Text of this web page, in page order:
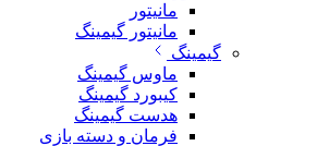
مانیتور
مانیتور گیمینگ
گیمینگ
ماوس گیمینگ
کیبورد گیمینگ
هدست گیمینگ
فرمان و دسته بازی